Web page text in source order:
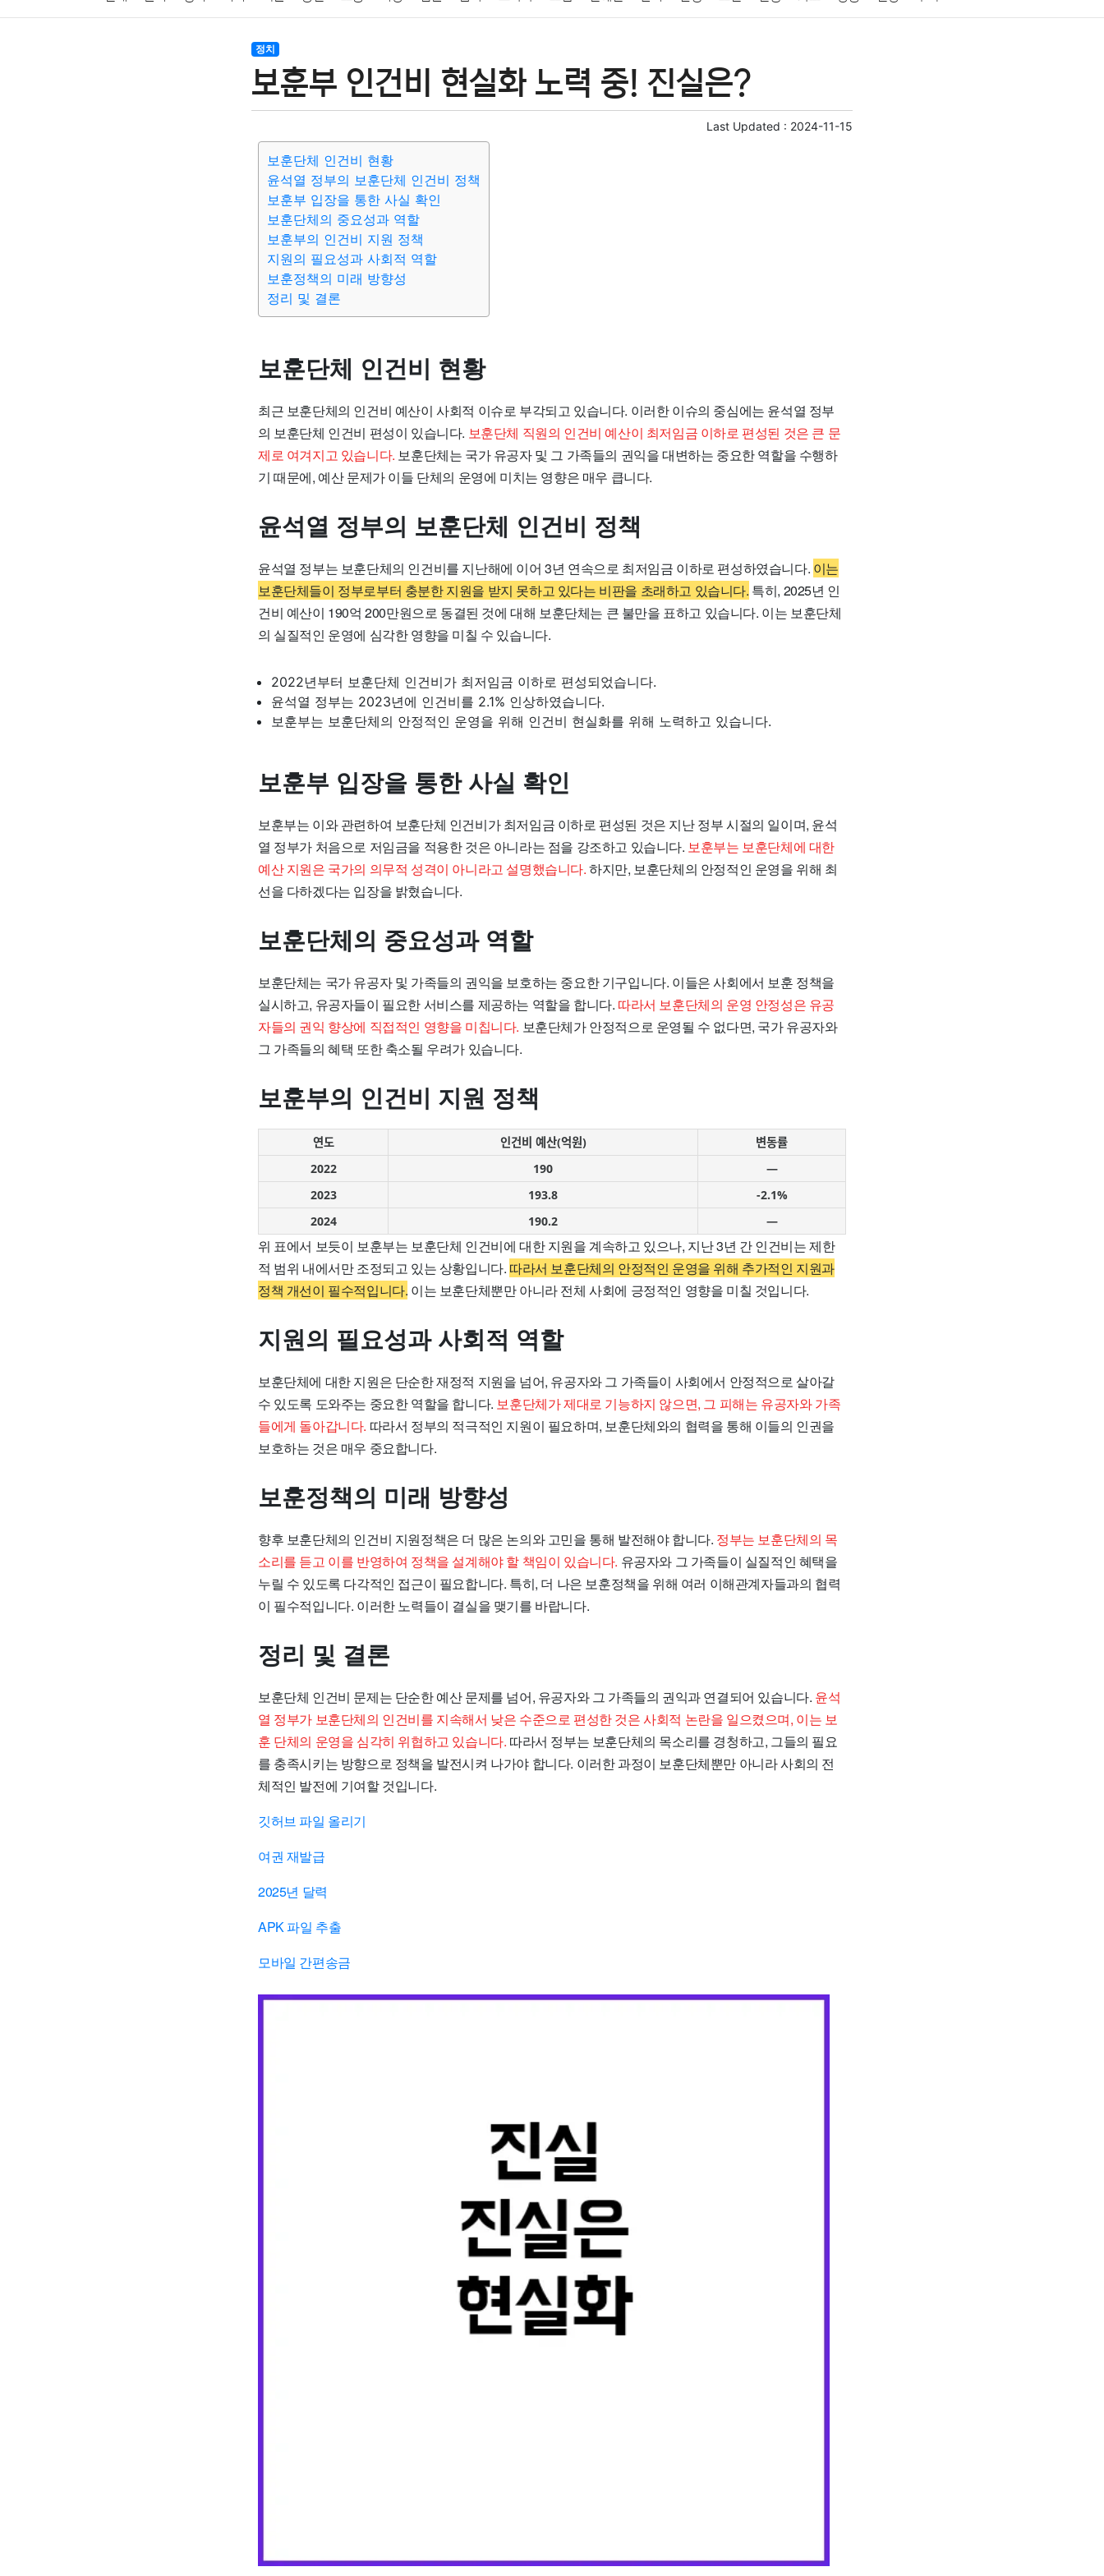
결혼 육아
기술 종교 사회 정치 의료 의학 경제 마케팅 부동산 외국어 교육
정치
보훈부 인건비 현실화 노력 중! 진실은?
Last Updated : 2024-11-15
보훈단체 인건비 현황
윤석열 정부의 보훈단체 인건비 정책
보훈부 입장을 통한 사실 확인
보훈단체의 중요성과 역할
보훈부의 인건비 지원 정책
지원의 필요성과 사회적 역할
보훈정책의 미래 방향성
정리 및 결론
보훈단체 인건비 현황
최근 보훈단체의 인건비 예산이 사회적 이슈로 부각되고 있습니다. 이러한 이슈의 중심에는 윤석열 정부
의 보훈단체 인건비 편성이 있습니다. 보훈단체 직원의 인건비 예산이 최저임금 이하로 편성된 것은 큰 문
제로 여겨지고 있습니다. 보훈단체는 국가 유공자 및 그 가족들의 권익을 대변하는 중요한 역할을 수행하
기 때문에, 예산 문제가 이들 단체의 운영에 미치는 영향은 매우 큽니다.
윤석열 정부의 보훈단체 인건비 정책
윤석열 정부는 보훈단체의 인건비를 지난해에 이어 3년 연속으로 최저임금 이하로 편성하였습니다. 이는
보훈단체들이 정부로부터 충분한 지원을 받지 못하고 있다는 비판을 초래하고 있습니다. 특히, 2025년 인
건비 예산이 190억 200만원으로 동결된 것에 대해 보훈단체는 큰 불만을 표하고 있습니다. 이는 보훈단체
의 실질적인 운영에 심각한 영향을 미칠 수 있습니다.
2022년부터 보훈단체 인건비가 최저임금 이하로 편성되었습니다.
윤석열 정부는 2023년에 인건비를 2.1% 인상하였습니다.
보훈부는 보훈단체의 안정적인 운영을 위해 인건비 현실화를 위해 노력하고 있습니다.
보훈부 입장을 통한 사실 확인
보훈부는 이와 관련하여 보훈단체 인건비가 최저임금 이하로 편성된 것은 지난 정부 시절의 일이며, 윤석
열 정부가 처음으로 저임금을 적용한 것은 아니라는 점을 강조하고 있습니다. 보훈부는 보훈단체에 대한
예산 지원은 국가의 의무적 성격이 아니라고 설명했습니다.하지만, 보훈단체의 안정적인 운영을 위해 최
선을 다하겠다는 입장을 밝혔습니다.
보훈단체의 중요성과 역할
보훈단체는 국가 유공자 및 가족들의 권익을 보호하는 중요한 기구입니다. 이들은 사회에서 보훈 정책을
실시하고, 유공자들이 필요한 서비스를 제공하는 역할을 합니다. 따라서 보훈단체의 운영 안정성은 유공
자들의 권익 향상에 직접적인 영향을 미칩니다. 보훈단체가 안정적으로 운영될 수 없다면, 국가 유공자와
그 가족들의 혜택 또한 축소될 우려가 있습니다.
보훈부의 인건비 지원 정책
연도 인건비 예산(억원)
변동률
2022
190
—
2023
193.8
-2.1%
2024
190.2 —
위 표에서 보듯이 보훈부는 보훈단체 인건비에 대한 지원을 계속하고 있으나, 지난 3년 간 인건비는 제한
적 범위 내에서만 조정되고 있는 상황입니다. 따라서 보훈단체의 안정적인 운영을 위해 추가적인 지원과
정책 개선이 필수적입니다. 이는 보훈단체뿐만 아니라 전체 사회에 긍정적인 영향을 미칠 것입니다.
지원의 필요성과 사회적 역할
보훈단체에 대한 지원은 단순한 재정적 지원을 넘어, 유공자와 그 가족들이 사회에서 안정적으로 살아갈
수 있도록 도와주는 중요한 역할을 합니다. 보훈단체가 제대로 기능하지 않으면, 그 피해는 유공자와 가족
들에게 돌아갑니다. 따라서 정부의 적극적인 지원이 필요하며, 보훈단체와의 협력을 통해 이들의 인권을
보호하는 것은 매우 중요합니다.
보훈정책의 미래 방향성
향후 보훈단체의 인건비 지원정책은 더 많은 논의와 고민을 통해 발전해야 합니다. 정부는 보훈단체의 목
소리를 듣고 이를 반영하여 정책을 설계해야 할 책임이 있습니다. 유공자와 그 가족들이 실질적인 혜택을
누릴 수 있도록 다각적인 접근이 필요합니다. 특히, 더 나은 보훈정책을 위해 여러 이해관계자들과의 협력
이 필수적입니다. 이러한 노력들이 결실을 맺기를 바랍니다.
정리 및 결론
보훈단체 인건비 문제는 단순한 예산 문제를 넘어, 유공자와 그 가족들의 권익과 연결되어 있습니다. 윤석
열 정부가 보훈단체의 인건비를 지속해서 낮은 수준으로 편성한 것은 사회적 논란을 일으켰으며, 이는 보
훈 단체의 운영을 심각히 위협하고 있습니다. 따라서 정부는 보훈단체의 목소리를 경청하고, 그들의 필요
를 충족시키는 방향으로 정책을 발전시켜 나가야 합니다. 이러한 과정이 보훈단체뿐만 아니라 사회의 전
체적인 발전에 기여할 것입니다.
깃허브 파일 올리기
여권 재발급
2025년 달력
APK 파일 추출
모바일 간편송금